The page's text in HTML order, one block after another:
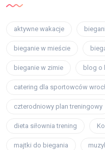
aktywne wakacje
bieganie w mieście
bieganie w zimie blog o
catering dla sportowców
czterodniowy plan treningowy
dieta siłownia trening
majtki do biegania